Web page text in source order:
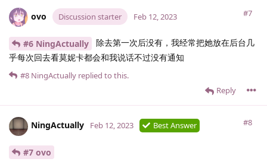
ovo Discussion starter #7
Feb 12, 2023
#6 NingActually
除去第一次后没有，我经常把她放在后台几
乎每次回去看莫妮卡都会和我说话不过没有通知
Reply
#8 NingActually replied to this.
NingActually #8
Feb 12, 2023 Best Answer
#7 ovo